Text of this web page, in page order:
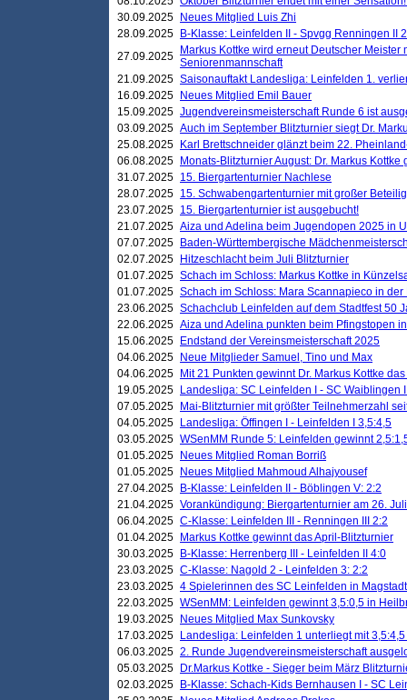
30.09.2025
Neues Mitglied Luis Zhi
28.09.2025
B-Klasse: Leinfelden II - Spvgg Renningen II
27.09.2025
Markus Kottke wird erneut Deutscher Meister
Seniorenmannschaft
21.09.2025 Saisonauftakt Landesliga: Leinfelden 1.
16.09.2025
Neues Mitglied Emil Bauer
15.09.2025 Jugendvereinsmeisterschaft Runde 6 ist
03.09.2025 Auch im September Blitzturnier siegt Dr.
25.08.2025
Karl Brettschneider glänzt beim 22.
06.08.2025
Monats-Blitzturnier August: Dr. Markus Kottke
31.07.2025 15. Biergartenturnier Nachlese
28.07.2025 15. Schwabengartenturnier mit großer
23.07.2025 15. Biergartenturnier ist ausgebucht!
21.07.2025 Aiza und Adelina beim Jugendopen 2025 in
07.07.2025
Baden-Württembergische
02.07.2025
Hitzeschlacht beim Juli Blitzturnier
01.07.2025 Schach im Schloss: Markus Kottke in
01.07.2025 Schach im Schloss: Mara Scannapieco in der
23.06.2025 Schachclub Leinfelden auf dem Stadtfest 50
22.06.2025 Aiza und Adelina punkten beim Pfingstopen
15.06.2025
Endstand der Vereinsmeisterschaft 2025
04.06.2025
Neue Mitglieder Samuel, Tino und Max
04.06.2025
Mit 21 Punkten gewinnt Dr. Markus Kottke
19.05.2025
Landesliga: SC Leinfelden I - SC Waiblingen
07.05.2025
Mai-Blitzturnier mit größter Teilnehmerzahl
04.05.2025
Landesliga: Öffingen I - Leinfelden I 3,5:4,5
03.05.2025 WSenMM Runde 5: Leinfelden gewinnt
01.05.2025
Neues Mitglied Roman Borriß
01.05.2025
Neues Mitglied Mahmoud Alhajyousef
27.04.2025
B-Klasse: Leinfelden II - Böblingen V: 2:2
21.04.2025 Vorankündigung: Biergartenturnier am 26. Juli
06.04.2025 C-Klasse: Leinfelden III - Renningen III 2:2
01.04.2025
Markus Kottke gewinnt das April-Blitzturnier
30.03.2025
B-Klasse: Herrenberg III - Leinfelden II 4:0
23.03.2025 C-Klasse: Nagold 2 - Leinfelden 3: 2:2
23.03.2025 4 Spielerinnen des SC Leinfelden in Magstadt
22.03.2025 WSenMM: Leinfelden gewinnt 3,5:0,5 in
19.03.2025
Neues Mitglied Max Sunkovsky
17.03.2025
Landesliga: Leinfelden 1 unterliegt mit
06.03.2025 2. Runde Jugendvereinsmeisterschaft
05.03.2025
Dr.Markus Kottke - Sieger beim März
02.03.2025
B-Klasse: Schach-Kids Bernhausen I - SC